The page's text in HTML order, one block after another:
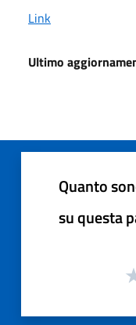
Link
Ultimo
Quanto
su questa